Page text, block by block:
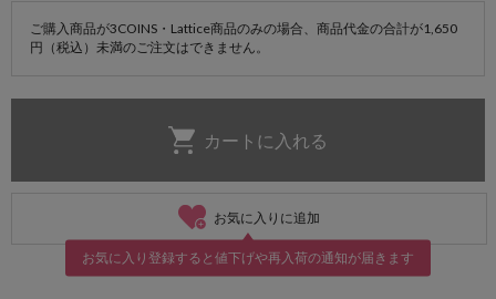
ご購入商品が3COINS・Lattice商品のみの場合、商品代金の合計が1,650
円（税込）未満のご注文はできません。
お気に入りに追加
お気に入り登録すると値下げや再入荷の通知が届きます